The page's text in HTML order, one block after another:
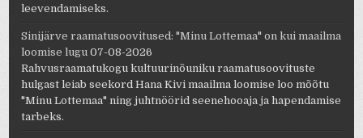
leevendamiseks.
Sinijärve raamatusoovitused: "Minu Lottemaa" on kui maailma
loomise lugu 07-08-2026
Rahvusraamatukogu kultuurinõuniku raamatusoovituste
hulgast leiab seekord Hana Kivi maailma loomise loo mõõtu
"Minu Lottemaa" ning juhtnöörid seenehooaja ja hapendamise
tarbeks.